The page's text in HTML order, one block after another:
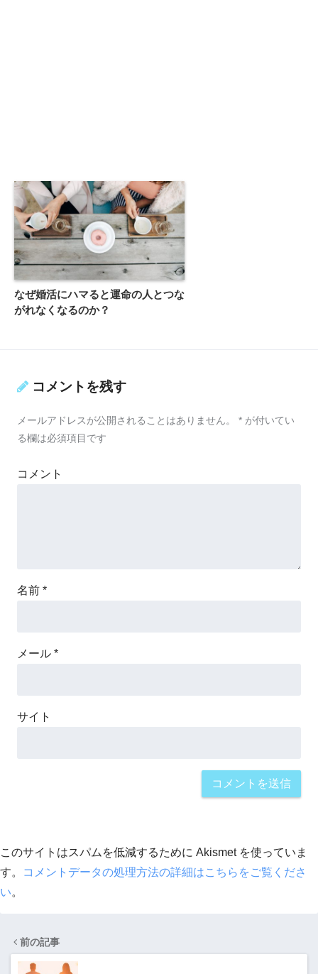
なぜ婚活にハマると運命の人とつな
がれなくなるのか？
コメントを残す
メールアドレスが公開されることはありません。 * が付いてい
る欄は必須項目です
コメント
名前 *
メール *
サイト
このサイトはスパムを低減するために Akismet を使っていま
す。
コメントデータの処理方法の詳細はこちらをご覧くださ
い。
前の記事